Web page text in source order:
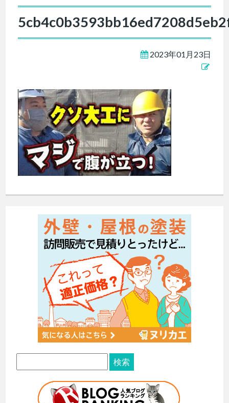
2023年01月23日